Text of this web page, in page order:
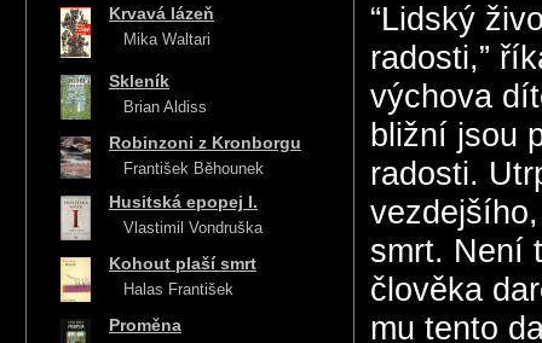
Krvavá lázeň
Mika Waltari
Skleník
Brian Aldiss
Robinzoni z Kronborgu
František Běhounek
Husitská epopej I.
Vlastimil Vondruška
Kohout plaší smrt
Halas František
Proměna
“Lidský
radosti,”
výchova
bližní jsou
radosti.
smrt. Není
člověka
mu tento